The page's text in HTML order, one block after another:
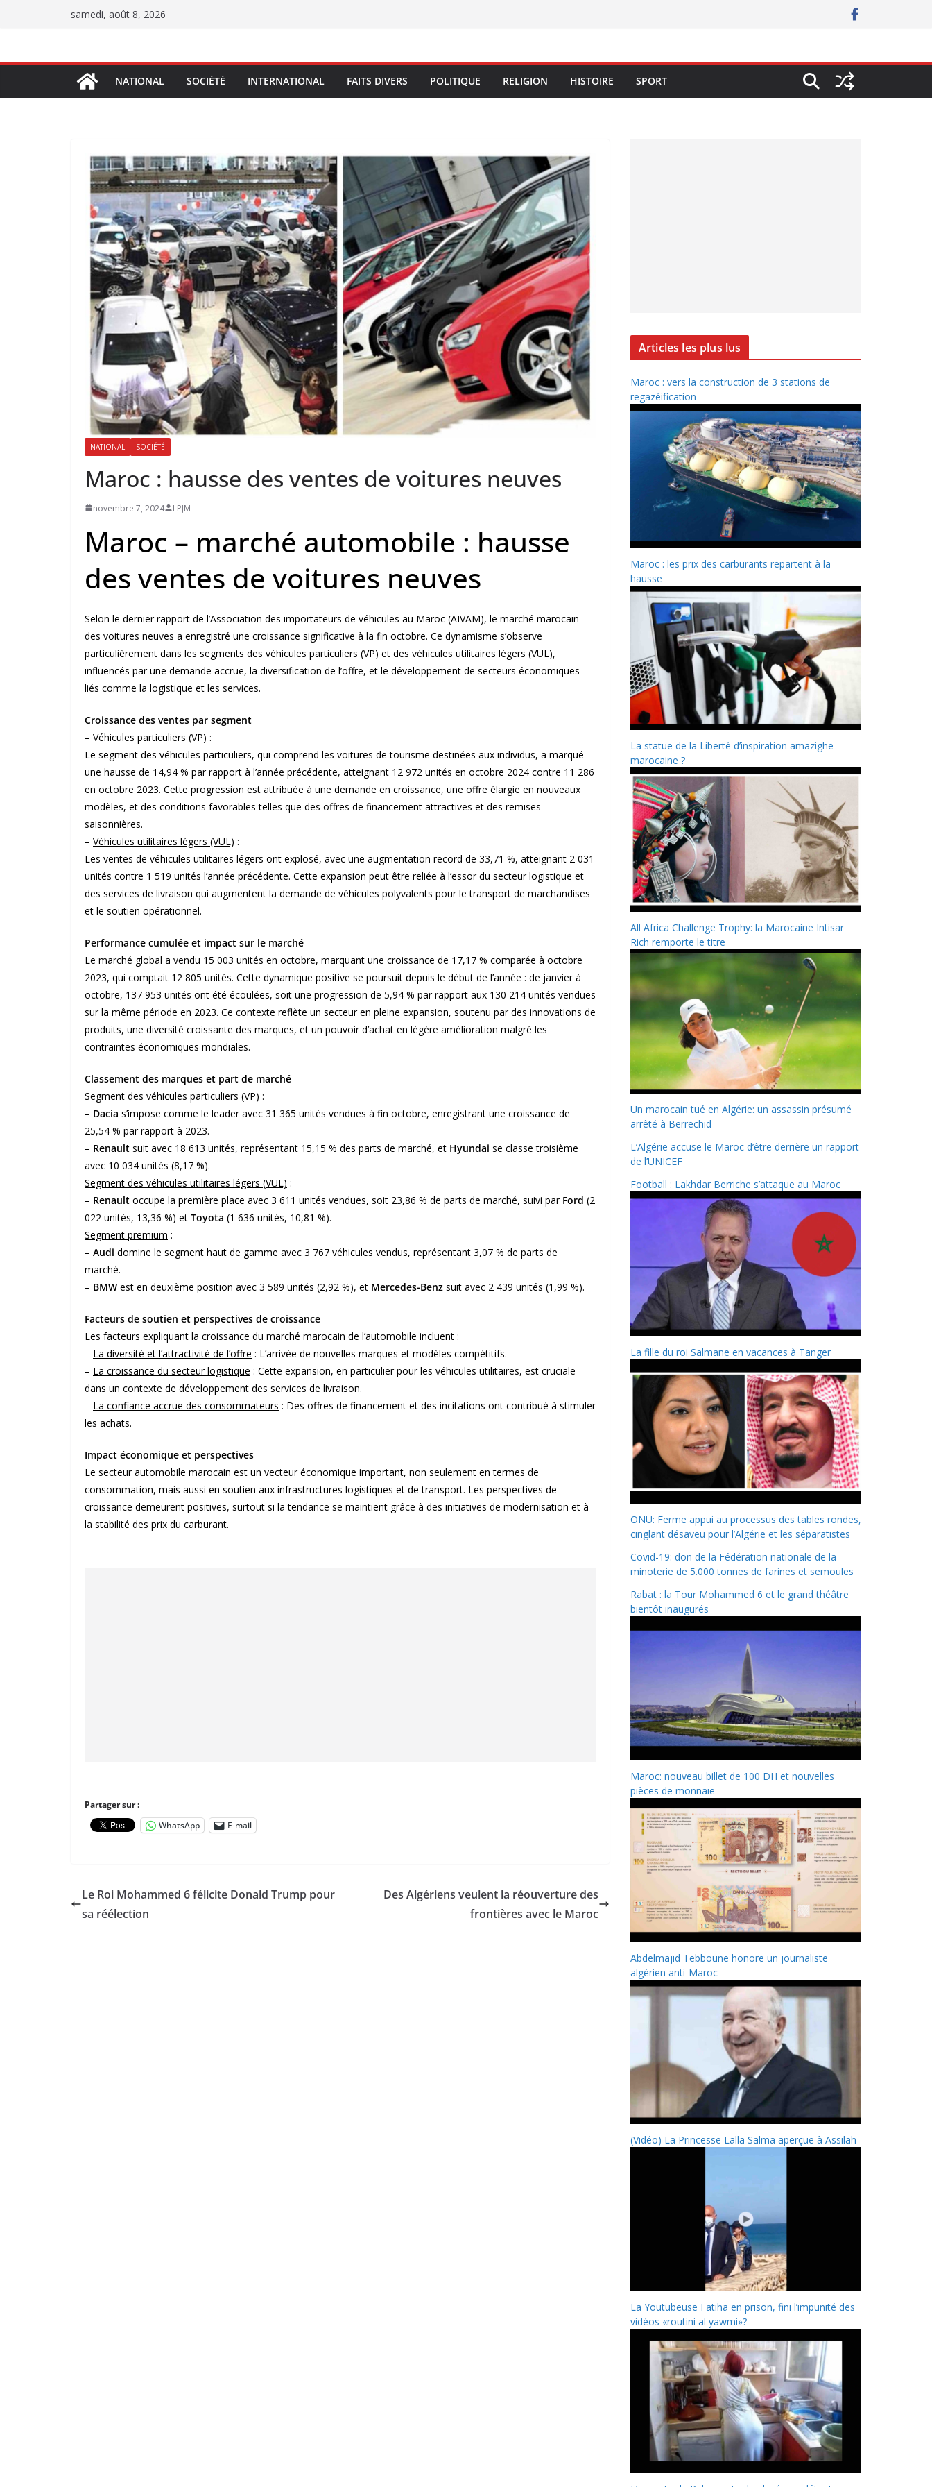
samedi, août 8, 2026
NATIONAL SOCIÉTÉ INTERNATIONAL FAITS DIVERS POLITIQUE RELIGION HISTOIRE SPORT
NATIONAL SOCIÉTÉ
Maroc : hausse des ventes de voitures neuves
novembre 7, 2024 LPJM
Maroc – marché automobile : hausse
des ventes de voitures neuves
Selon le dernier rapport de l’Association des importateurs de véhicules au Maroc (AIVAM), le marché marocain
des voitures neuves a enregistré une croissance significative à la fin octobre. Ce dynamisme s’observe
particulièrement dans les segments des véhicules particuliers (VP) et des véhicules utilitaires légers (VUL),
influencés par une demande accrue, la diversification de l’offre, et le développement de secteurs économiques
liés comme la logistique et les services.
Croissance des ventes par segment
– Véhicules particuliers (VP) :
Le segment des véhicules particuliers, qui comprend les voitures de tourisme destinées aux individus, a marqué
une hausse de 14,94 % par rapport à l’année précédente, atteignant 12 972 unités en octobre 2024 contre 11 286
en octobre 2023. Cette progression est attribuée à une demande en croissance, une offre élargie en nouveaux
modèles, et des conditions favorables telles que des offres de financement attractives et des remises
saisonnières.
– Véhicules utilitaires légers (VUL) :
Les ventes de véhicules utilitaires légers ont explosé, avec une augmentation record de 33,71 %, atteignant 2 031
unités contre 1 519 unités l’année précédente. Cette expansion peut être reliée à l’essor du secteur logistique et
des services de livraison qui augmentent la demande de véhicules polyvalents pour le transport de marchandises
et le soutien opérationnel.
Performance cumulée et impact sur le marché
Le marché global a vendu 15 003 unités en octobre, marquant une croissance de 17,17 % comparée à octobre
2023, qui comptait 12 805 unités. Cette dynamique positive se poursuit depuis le début de l’année : de janvier à
octobre, 137 953 unités ont été écoulées, soit une progression de 5,94 % par rapport aux 130 214 unités vendues
sur la même période en 2023. Ce contexte reflète un secteur en pleine expansion, soutenu par des innovations de
produits, une diversité croissante des marques, et un pouvoir d’achat en légère amélioration malgré les
contraintes économiques mondiales.
Classement des marques et part de marché
Segment des véhicules particuliers (VP) :
– Dacia s’impose comme le leader avec 31 365 unités vendues à fin octobre, enregistrant une croissance de
25,54 % par rapport à 2023.
– Renault suit avec 18 613 unités, représentant 15,15 % des parts de marché, et Hyundai se classe troisième
avec 10 034 unités (8,17 %).
Segment des véhicules utilitaires légers (VUL) :
– Renault occupe la première place avec 3 611 unités vendues, soit 23,86 % de parts de marché, suivi par Ford (2
022 unités, 13,36 %) et Toyota (1 636 unités, 10,81 %).
Segment premium :
– Audi domine le segment haut de gamme avec 3 767 véhicules vendus, représentant 3,07 % de parts de
marché.
– BMW est en deuxième position avec 3 589 unités (2,92 %), et Mercedes-Benz suit avec 2 439 unités (1,99 %).
Facteurs de soutien et perspectives de croissance
Les facteurs expliquant la croissance du marché marocain de l’automobile incluent :
– La diversité et l’attractivité de l’offre : L’arrivée de nouvelles marques et modèles compétitifs.
– La croissance du secteur logistique : Cette expansion, en particulier pour les véhicules utilitaires, est cruciale
dans un contexte de développement des services de livraison.
– La confiance accrue des consommateurs : Des offres de financement et des incitations ont contribué à stimuler
les achats.
Impact économique et perspectives
Le secteur automobile marocain est un vecteur économique important, non seulement en termes de
consommation, mais aussi en soutien aux infrastructures logistiques et de transport. Les perspectives de
croissance demeurent positives, surtout si la tendance se maintient grâce à des initiatives de modernisation et à
la stabilité des prix du carburant.
Partager sur :
WhatsApp
E-mail
Le Roi Mohammed 6 félicite Donald Trump pour
sa réélection
Des Algériens veulent la réouverture des
frontières avec le Maroc
Articles les plus lus
Maroc : vers la construction de 3 stations de
regazéification
Maroc : les prix des carburants repartent à la
hausse
La statue de la Liberté d’inspiration amazighe
marocaine ?
All Africa Challenge Trophy: la Marocaine Intisar
Rich remporte le titre
Un marocain tué en Algérie: un assassin présumé
arrêté à Berrechid
L’Algérie accuse le Maroc d’être derrière un rapport
de l’UNICEF
Football : Lakhdar Berriche s’attaque au Maroc
La fille du roi Salmane en vacances à Tanger
ONU: Ferme appui au processus des tables rondes,
cinglant désaveu pour l’Algérie et les séparatistes
Covid-19: don de la Fédération nationale de la
minoterie de 5.000 tonnes de farines et semoules
Rabat : la Tour Mohammed 6 et le grand théâtre
bientôt inaugurés
Maroc: nouveau billet de 100 DH et nouvelles
pièces de monnaie
Abdelmajid Tebboune honore un journaliste
algérien anti-Maroc
(Vidéo) La Princesse Lalla Salma aperçue à Assilah
La Youtubeuse Fatiha en prison, fini l’impunité des
vidéos «routini al yawmi»?